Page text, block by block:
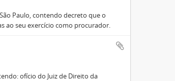
Paulo, contendo decreto que o
ao seu exercício como procurador.
ofício do Juiz de Direito da